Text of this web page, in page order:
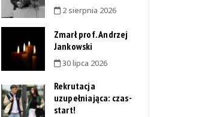
2 sierpnia 2026
Zmarł prof. Andrzej
Jankowski
30 lipca 2026
Rekrutacja
uzupełniająca: czas-
start!